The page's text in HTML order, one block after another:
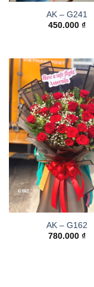
AK – G241
450.000 ₫
AK – G162
780.000 ₫